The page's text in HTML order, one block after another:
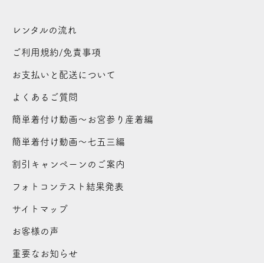
レンタルの流れ
ご利用規約/免責事項
お支払いと配送について
よくあるご質問
簡単着付け動画～お宮参り産着編
簡単着付け動画～七五三編
割引キャンペーンのご案内
フォトコンテスト結果発表
サイトマップ
お客様の声
重要なお知らせ